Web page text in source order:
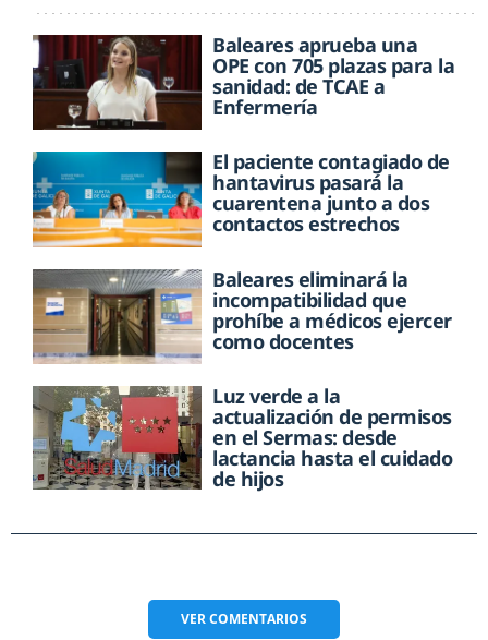
Baleares aprueba una
OPE con 705 plazas para la
sanidad: de TCAE a
Enfermería
El paciente contagiado de
hantavirus pasará la
cuarentena junto a dos
contactos estrechos
Baleares eliminará la
incompatibilidad que
prohíbe a médicos ejercer
como docentes
Luz verde a la
actualización de permisos
en el Sermas: desde
lactancia hasta el cuidado
de hijos
VERCOMENTARIOS